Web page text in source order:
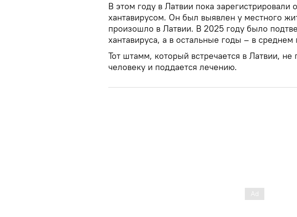
В этом году в Латвии пока зарегистрировали
хантавирусом. Он был выявлен у местного
произошло в Латвии. В 2025 году было
хантавируса, а в остальные годы – в среднем
Тот штамм, который встречается в Латвии, не
человеку и поддается лечению.